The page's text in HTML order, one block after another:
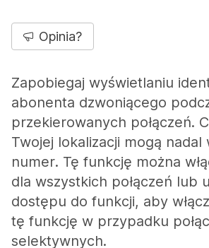
Opinia?
Zapobiegaj wyświetlaniu
abonenta dzwoniącego
przekierowanych połączeń.
Twojej lokalizacji mogą nadal
numer. Tę funkcję można
dla wszystkich połączeń lub
dostępu do funkcji, aby
tę funkcję w przypadku
selektywnych.